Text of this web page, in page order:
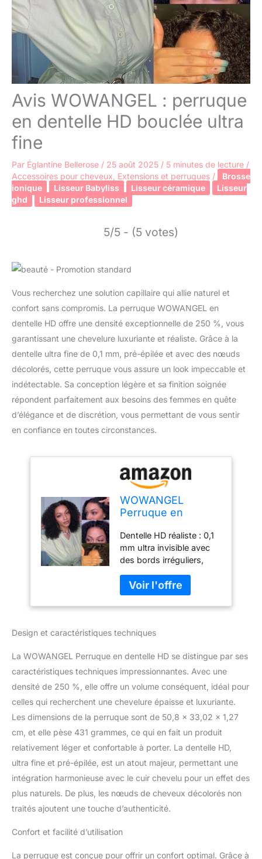
Avis WOWANGEL : perruque
en dentelle HD bouclée ultra
fine
Par Églantine Bellerose / 25 août 2025 / 5 minutes de lecture /
Accessoires pour cheveux Extensions et perruques /
Brosse
ionique
Lisseur Babyliss Lisseur céramique
Lisseur
ghd
Lisseur professionnel
5/5 - (5 votes)
Vous recherchez une solution capillaire qui allie naturel et
confort sans compromis. La perruque WOWANGEL en
dentelle HD offre une densité exceptionnelle de 250 %, vous
garantissant une chevelure luxuriante et réaliste. Grâce à la
dentelle ultra fine de 0,1 mm, pré-épilée et avec des nœuds
décolorés, cette perruque vous assure un look impeccable et
indétectable. Sa conception légère et sa finition soignée
répondent parfaitement aux besoins des femmes en quête
d’élégance et de discrétion, vous permettant de vous sentir
en confiance en toutes circonstances.
WOWANGEL
Perruque en
densité de 250 %,
13 x 15 cm,
perruque bouclée à
l'avant de 0,1 mm,
dentelle HD ultra
fine pré-épilée,
tous les nœuds de
non traités, 50,8 cm
Dentelle HD réaliste : 0,1
mm ultra invisible avec
des bords irréguliers,
dentelle suisse HD pour
plus de douceur et de
légèreté. Se marie
chevelu, créant une ligne
Durable et respirant,
garde le cuir chevelu frais
et confortable Dentelle
Wowangel HD Lace
Series : Swiss HD Lace,
50 % plus fine,
indétectable, s'adapte à
Dentelle HD 13 x 6 pour
un ajustement naturel et
respirant. Haute qualité
et longue Ligne de
grandes zones pré-
naturel. Les nœuds
Design et caractéristiques techniques
La WOWANGEL Perruque en dentelle HD se distingue par ses
caractéristiques techniques impressionnantes. Avec une
densité de 250 %, elle offre un volume conséquent, idéal pour
celles qui recherchent une chevelure épaisse et luxuriante.
Les dimensions de la perruque sont de 50,8 x 33,02 x 1,27
cm, et elle pèse 431 grammes, ce qui en fait un produit
relativement léger et confortable à porter. La dentelle HD,
ultra fine et pré-épilée, est un atout majeur, permettant une
intégration harmonieuse avec le cuir chevelu pour un effet des
plus naturels. De plus, les nœuds de cheveux décolorés non
traités ajoutent une touche d’authenticité.
Confort et facilité d’utilisation
La perruque est conçue pour offrir un confort optimal. Grâce à